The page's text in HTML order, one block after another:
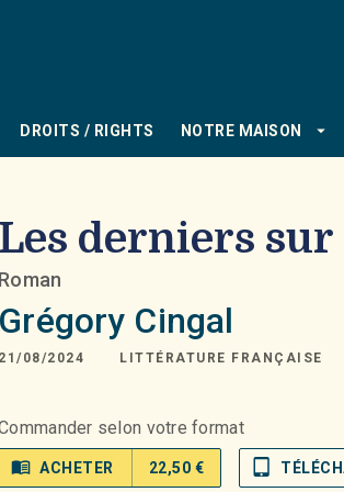
DROITS / RIGHTS NOTRE MAISON arrow_drop_down
Les derniers
Roman
Grégory Cingal
21/08/2024 LITTÉRATURE FRANÇAISE
selon votre format
menu_book ACHETER 22,50 € tablet_mac